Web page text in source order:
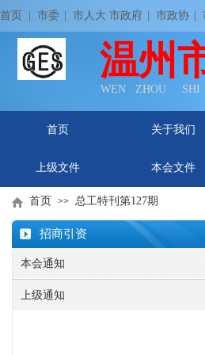
首页 | 市委 市人大 市政府 市政协
温州
WEN ZHOU
首页 关于我们
上级文件 本会文件
招商引资
本会通知
上级通知
首页 >> 总工特刊第127期